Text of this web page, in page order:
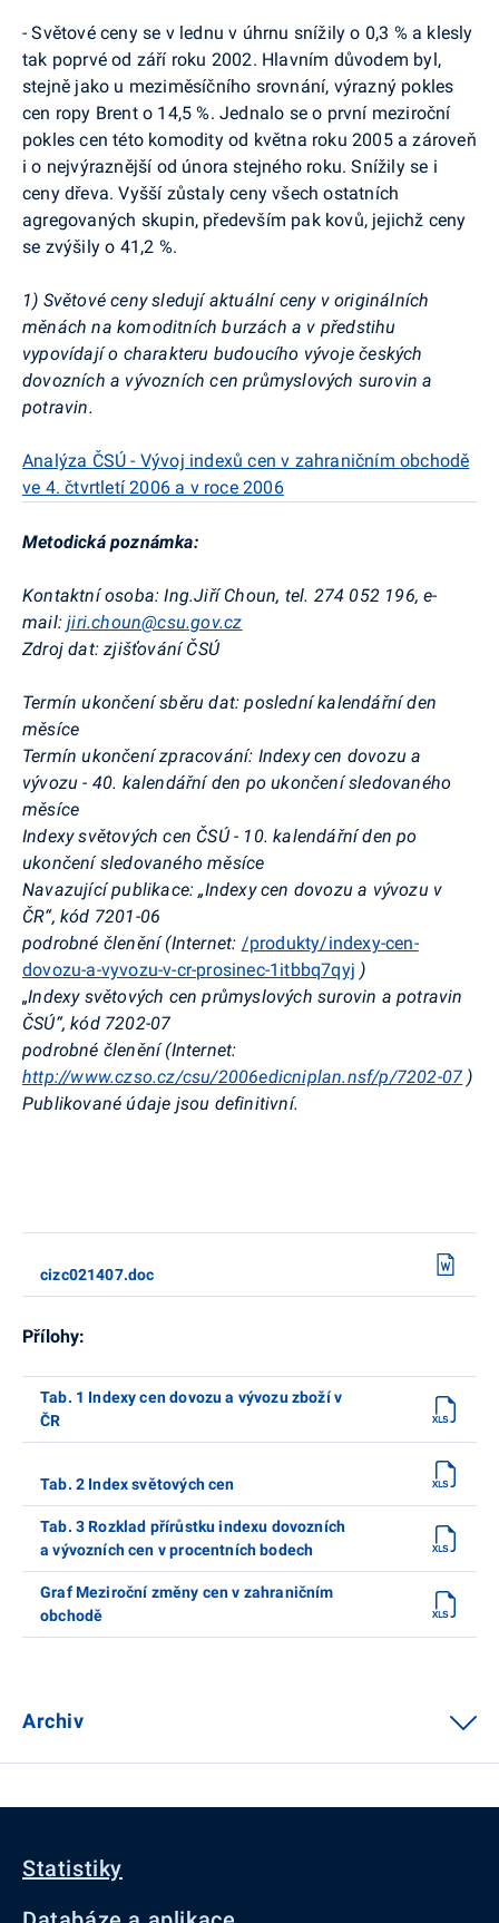
- Světové ceny se v lednu v úhrnu snížily o 0,3 % a klesly
tak poprvé od září roku 2002. Hlavním důvodem byl,
stejně jako u meziměsíčního srovnání, výrazný pokles
cen ropy Brent o 14,5 %. Jednalo se o první meziroční
pokles cen této komodity od května roku 2005 a zároveň
i o nejvýraznější od února stejného roku. Snížily se i
ceny dřeva. Vyšší zůstaly ceny všech ostatních
agregovaných skupin, především pak kovů, jejichž ceny
se zvýšily o 41,2 %.
1) Světové ceny sledují aktuální ceny v originálních
měnách na komoditních burzách a v předstihu
vypovídají o charakteru budoucího vývoje českých
dovozních a vývozních cen průmyslových surovin a
potravin.
Analýza ČSÚ - Vývoj indexů cen v zahraničním obchodě
ve 4. čtvrtletí 2006 a v roce 2006
Metodická poznámka:
Kontaktní osoba: Ing.Jiří Choun, tel. 274 052 196, e-
mail:jiri.choun@csu.gov.cz
Zdroj dat: zjišťování ČSÚ
Termín ukončení sběru dat: poslední kalendářní den
měsíce
Termín ukončení zpracování: Indexy cen dovozu a
vývozu - 40. kalendářní den po ukončení sledovaného
měsíce
Indexy světových cen ČSÚ - 10. kalendářní den po
ukončení sledovaného měsíce
Navazující publikace: „Indexy cen dovozu a vývozu v
ČR“, kód 7201-06
podrobné členění (Internet: /produkty/indexy-cen-
dovozu-a-vyvozu-v-cr-prosinec-1itbbq7qyj )
„Indexy světových cen průmyslových surovin a potravin
ČSÚ“, kód 7202-07
podrobné členění (Internet:
http://www.czso.cz/csu/2006edicniplan.nsf/p/7202-07 )
Publikované údaje jsou definitivní.
cizc021407.doc
Přílohy:
Tab. 1 Indexy cen dovozu a vývozu zboží v
ČR
Tab. 2 Index světových cen
Tab. 3 Rozklad přírůstku indexu dovozních
a vývozních cen v procentních bodech
Graf Meziroční změny cen v zahraničním
obchodě
Archiv
Statistiky